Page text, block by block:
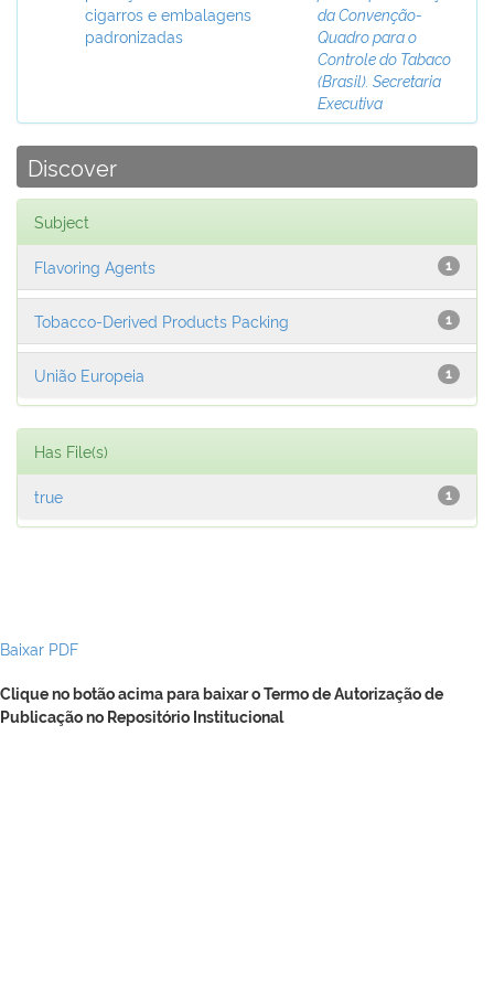
cigarros e embalagens
padronizadas
da Convenção-
Quadro para o
Controle do Tabaco
(Brasil). Secretaria
Executiva
Discover
Subject
1
Flavoring Agents
1
Tobacco-Derived Products Packing
1
União Europeia
Has File(s)
1
true
Baixar PDF
Clique no botão acima para baixar o Termo de Autorização de
Publicação no Repositório Institucional